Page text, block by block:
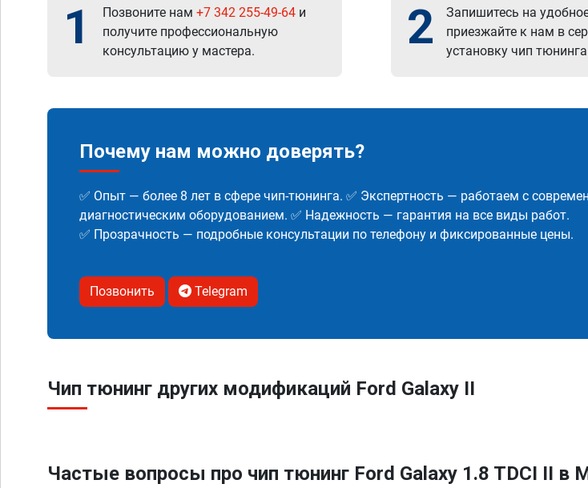
1 Позвоните нам +7 342 255-49-64 и
получите профессиональную
консультацию у мастера.
2
Запишитесь на
приезжайте к нам в
установку чип
Почему нам можно доверять?
✅ Опыт — более 8 лет в сфере чип-тюнинга. ✅ Экспертность — работаем с
диагностическим оборудованием. ✅ Надежность — гарантия на все виды работ.
✅ Прозрачность — подробные консультации по телефону и фиксированные цены.
Позвонить Telegram
Чип тюнинг других модификаций Ford Galaxy II
Частые вопросы про чип тюнинг Ford Galaxy 1.8 TDCI II в